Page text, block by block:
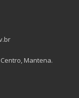
Mantena.